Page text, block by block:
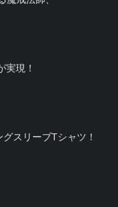
実現！
スリーブTシャツ！